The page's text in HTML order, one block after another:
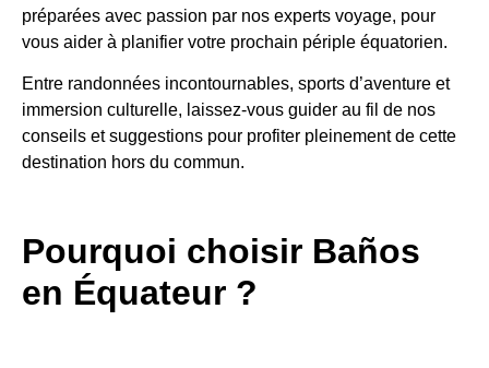
préparées avec passion par nos experts voyage, pour
vous aider à planifier votre prochain périple équatorien.
Entre randonnées incontournables, sports d’aventure et
immersion culturelle, laissez-vous guider au fil de nos
conseils et suggestions pour profiter pleinement de cette
destination hors du commun.
Pourquoi choisir Baños
en Équateur ?